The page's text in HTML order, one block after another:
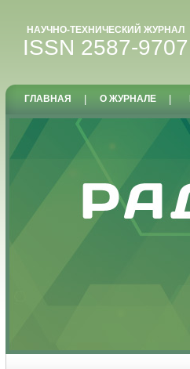
НАУЧНО-ТЕХНИЧЕСКИЙ ЖУРНАЛ
ISSN 2587-9707
ГЛАВНАЯ О ЖУРНАЛЕ